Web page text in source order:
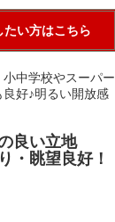
い方はこちら
中学校やスーパー
好♪明るい開放感
良い立地
・眺望良好！